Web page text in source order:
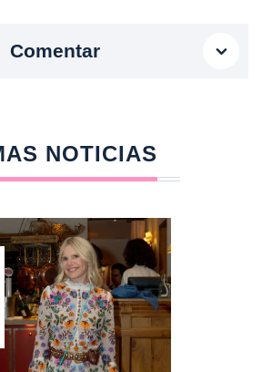
Comentar
NOTICIAS